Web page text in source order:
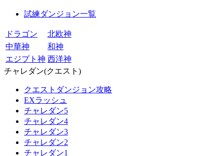
試練ダンジョン一覧
ドラゴン
北欧神
中華神
和神
エジプト神 西洋神
チャレダン(クエスト)
クエストダンジョン攻略
EXラッシュ
チャレダン5
チャレダン4
チャレダン3
チャレダン2
チャレダン1